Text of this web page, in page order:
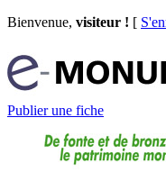
Bienvenue, visiteur ! [
Publier une fiche